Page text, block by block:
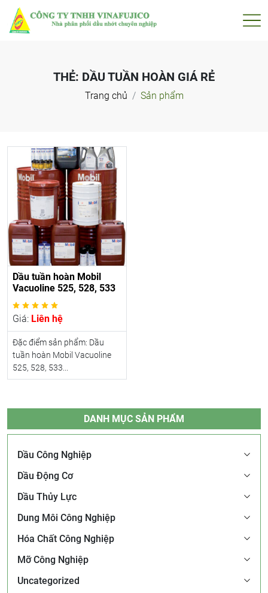
THẺ: DẦU TUẦN HOÀN GIÁ RẺ
Trang chủ Sản phẩm
Dầu tuần hoàn Mobil
Vacuoline 525, 528, 533
Giá: Liên hệ
Đặc điểm sản phẩm: Dầu
tuần hoàn Mobil Vacuoline
525, 528, 533...
DANH MỤC SẢN PHẨM
Dầu Công Nghiệp
Dầu Động Cơ
Dầu Thủy Lực
Dung Môi Công Nghiệp
Hóa Chất Công Nghiệp
Mỡ Công Nghiệp
Uncategorized